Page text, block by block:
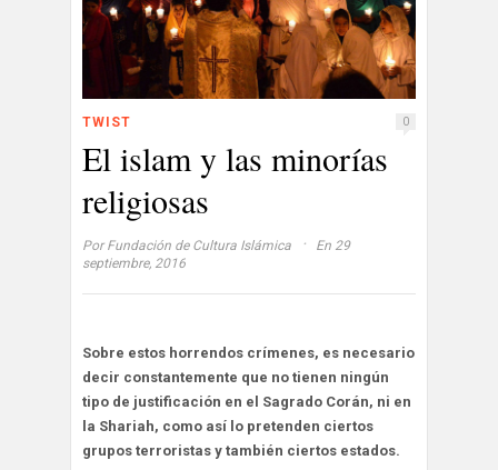
TWIST 0
El islam y las minorías
religiosas
Por Fundación de Cultura Islámica ·
En 29
septiembre, 2016
Sobre estos horrendos crímenes, es necesario
decir constantemente que no tienen ningún
tipo de justificación en el Sagrado Corán, ni en
la Shariah, como así lo pretenden ciertos
grupos terroristas y también ciertos estados.